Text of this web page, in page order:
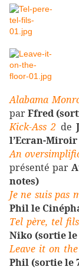
Alabama
parFfred
Kick-Ass 2 de
l’Ecran-
An
présenté par
notes)
Je ne suis pas
Phil le
Tel père, tel fils
Niko (sortie le
Leave it on
Phil (sortie le